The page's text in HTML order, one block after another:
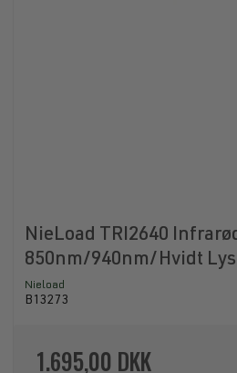
NieLoad TRI2640
850nm/940nm/Hvidt
Nieload
B13273
1.695,00 DKK